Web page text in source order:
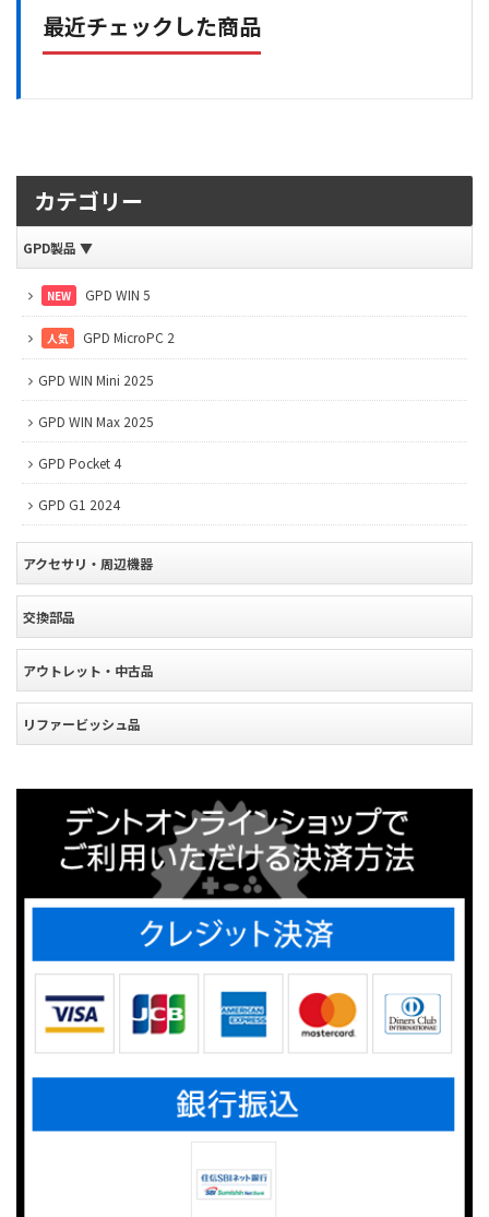
最近チェックした商品
カテゴリー
GPD製品 ▼
NEW GPD WIN 5
人気 GPD MicroPC 2
GPD WIN Mini 2025
GPD WIN Max 2025
GPD Pocket 4
GPD G1 2024
アクセサリ・周辺機器
交換部品
アウトレット・中古品
リファービッシュ品